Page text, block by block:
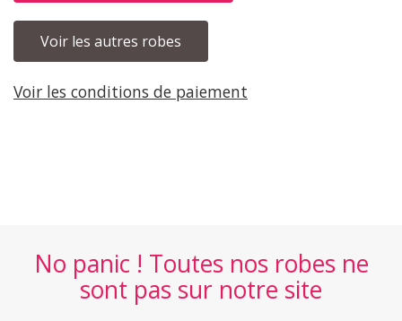
Voir les autres robes
Voir les conditions de paiement
No panic ! Toutes nos robes ne
sont pas sur notre site